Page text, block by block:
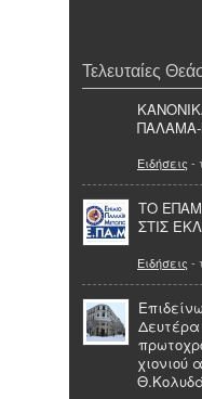
Τελευταίες
Ειδήσεις -
ΤΟ
ΣΤΙΣ
Ειδήσεις -
χιονιού